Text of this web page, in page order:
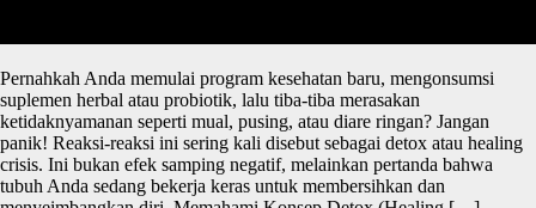
Pernahkah Anda memulai program kesehatan baru, mengonsumsi
suplemen herbal atau probiotik, lalu tiba-tiba merasakan
ketidaknyamanan seperti mual, pusing, atau diare ringan? Jangan
panik! Reaksi-reaksi ini sering kali disebut sebagai detox atau healing
crisis. Ini bukan efek samping negatif, melainkan pertanda bahwa
tubuh Anda sedang bekerja keras untuk membersihkan dan